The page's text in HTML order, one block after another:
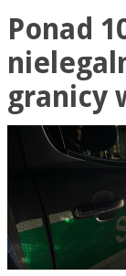
Ponad
granicy